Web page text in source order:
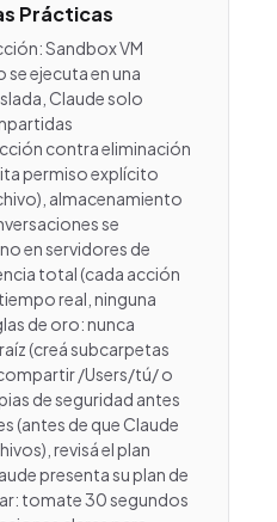
Prácticas
Sandbox VM
ejecuta en una
Claude solo
contra eliminación
permiso explícito
almacenamiento
se
en servidores de
total (cada acción
real, ninguna
de oro: nunca
(creá subcarpetas
/Users/tú/ o
de seguridad antes
(antes de que Claude
revisá el plan
presenta su plan de
tomate 30 segundos